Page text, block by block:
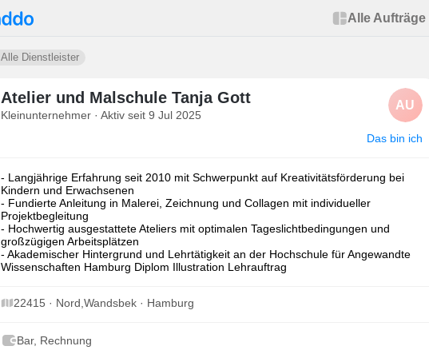
Alle Aufträge
Alle Dienstleister
Atelier und Malschule Tanja Gott
Kleinunternehmer · Aktiv seit 9 Jul 2025
AU
Das bin ich
- Langjährige Erfahrung seit 2010 mit Schwerpunkt auf Kreativitätsförderung bei
Kindern und Erwachsenen
- Fundierte Anleitung in Malerei, Zeichnung und Collagen mit individueller
Projektbegleitung
- Hochwertig ausgestattete Ateliers mit optimalen Tageslichtbedingungen und
großzügigen Arbeitsplätzen
- Akademischer Hintergrund und Lehrtätigkeit an der Hochschule für Angewandte
Wissenschaften Hamburg Diplom Illustration Lehrauftrag
22415 · Nord,Wandsbek · Hamburg
Bar, Rechnung